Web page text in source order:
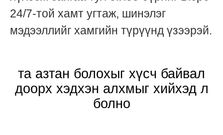
24/7-той хамт угтаж, шинэлэг
мэдээллийг хамгийн түрүүнд үзээрэй.
та азтан болохыг хүсч байвал
доорх хэдхэн алхмыг хийхэд л
болно